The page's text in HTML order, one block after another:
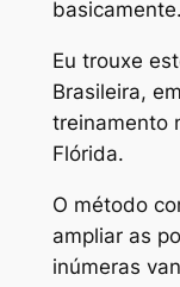
basicamente.
Eu trouxe
Brasileira,
treinamento
Flórida.
O método
ampliar as
inúmeras